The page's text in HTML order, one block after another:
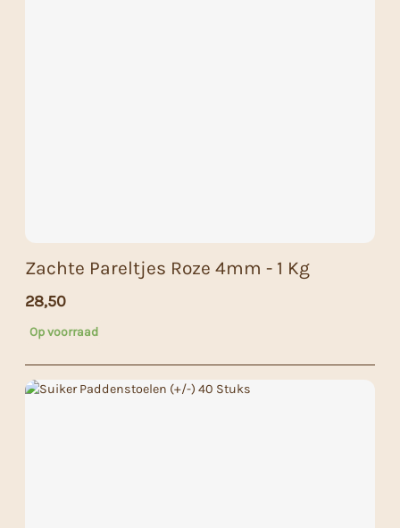
Zachte Pareltjes Roze 4mm - 1 Kg
28,50
Op voorraad